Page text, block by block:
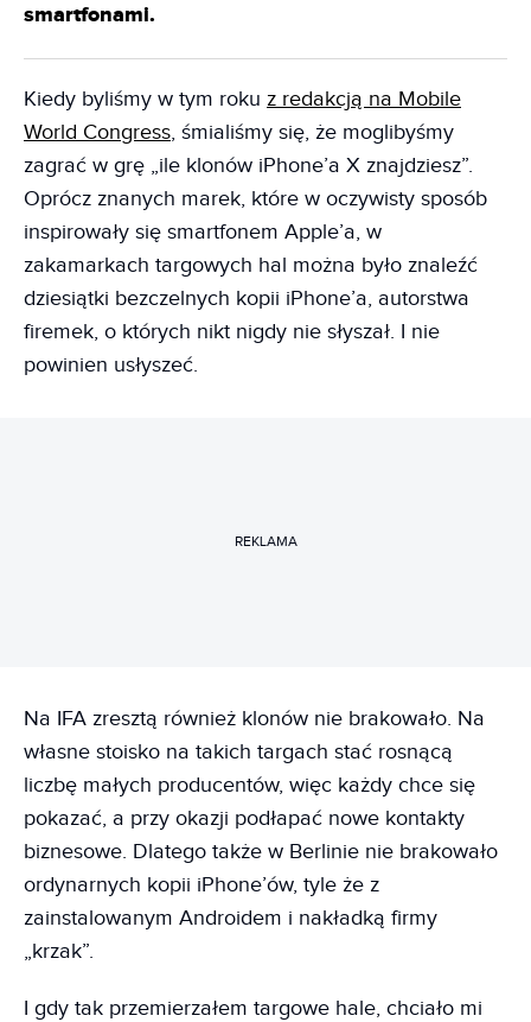
smartfonami.
Kiedy byliśmy w tym roku z redakcją na Mobile
World Congress, śmialiśmy się, że moglibyśmy
zagrać w grę „ile klonów iPhone’a X znajdziesz”.
Oprócz znanych marek, które w oczywisty sposób
inspirowały się smartfonem Apple’a, w
zakamarkach targowych hal można było znaleźć
dziesiątki bezczelnych kopii iPhone’a, autorstwa
firemek, o których nikt nigdy nie słyszał. I nie
powinien usłyszeć.
REKLAMA
Na IFA zresztą również klonów nie brakowało. Na
własne stoisko na takich targach stać rosnącą
liczbę małych producentów, więc każdy chce się
pokazać, a przy okazji podłapać nowe kontakty
biznesowe. Dlatego także w Berlinie nie brakowało
ordynarnych kopii iPhone’ów, tyle że z
zainstalowanym Androidem i nakładką firmy
„krzak”.
I gdy tak przemierzałem targowe hale, chciało mi